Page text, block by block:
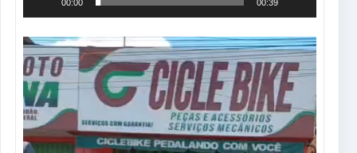
00:00 00:39
Tocador
de
vídeo